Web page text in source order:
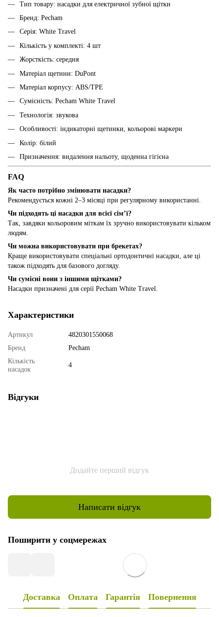
Тип товару: насадки для електричної зубної щітки
Бренд: Pecham
Серія: White Travel
Кількість у комплекті: 4 шт
Жорсткість: середня
Матеріал щетини: DuPont
Матеріал корпусу: ABS/TPE
Сумісність: Pecham White Travel
Технологія: звукова
Особливості: індикаторні щетинки, кольорові маркери
Колір: білий
Призначення: видалення нальоту, щоденна гігієна
FAQ
Як часто потрібно змінювати насадки?
Рекомендується кожні 2–3 місяці при регулярному використанні.
Чи підходять ці насадки для всієї сім’ї?
Так, завдяки кольоровим міткам їх зручно використовувати кільком
людям.
Чи можна використовувати при брекетах?
Краще використовувати спеціальні ортодонтичні насадки, але ці
також підходять для базового догляду.
Чи сумісні вони з іншими щітками?
Насадки призначені для серії Pecham White Travel.
Характеристики
Артикул
4820301550068
Бренд
Pecham
Кількість
насадок
4
Відгуки
Додайте перший відгук
Написати відгук
Поширити у соцмережах
Доставка Оплата Гарантія Повернення